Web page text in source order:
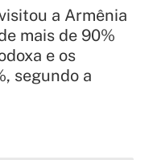
a Armênia
mais de 90%
e os
segundo a